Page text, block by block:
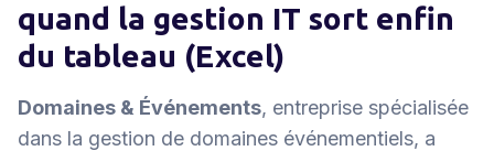
quand la gestion IT sort enfin
du tableau (Excel)
Domaines & Événements, entreprise spécialisée
dans la gestion de domaines événementiels, a